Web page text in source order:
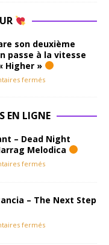
son deuxième
passe à la vitesse
Higher »
fermés
EN LIGNE
– Dead Night
Melodica
fermés
– The Next Step
fermés